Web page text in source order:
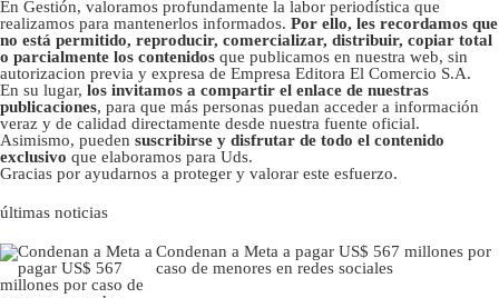
En Gestión, valoramos profundamente la labor periodística que
realizamos para mantenerlos informados. Por ello, les recordamos que
no está permitido, reproducir, comercializar, distribuir, copiar total
o parcialmente los contenidos que publicamos en nuestra web, sin
autorizacion previa y expresa de Empresa Editora El Comercio S.A.
En su lugar, los invitamos a compartir el enlace de nuestras
publicaciones, para que más personas puedan acceder a información
veraz y de calidad directamente desde nuestra fuente oficial.
Asimismo, pueden suscribirse y disfrutar de todo el contenido
exclusivo que elaboramos para Uds.
Gracias por ayudarnos a proteger y valorar este esfuerzo.
últimas noticias
Condenan a Meta a pagar US$ 567 millones por
caso de menores en redes sociales